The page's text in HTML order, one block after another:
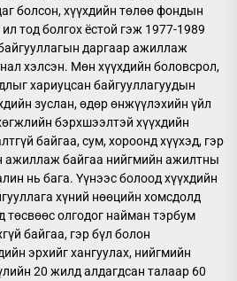
болсон, хүүхдийн төлөө фондын
тод болгох ёстой гэж 1977-1989
даргаар ажиллаж
хэлсэн. Мөн хүүхдийн боловсрол,
хариуцсан байгууллагуудын
зуслан, өдөр өнжүүлэхийн үйл
бэрхшээлтэй хүүхдийн
байгаа, сум, хороонд хүүхэд, гэр
ажиллаж байгаа нийгмийн ажилтны
нь бага. Үүнээс болоод хүүхдийн
хүний нөөцийн хомсдолд
төсвөөс олгодог найман тэрбум
байгаа, гэр бүл болон
эрхийг хангуулах, нийгмийн
20 жилд алдагдсан талаар 60